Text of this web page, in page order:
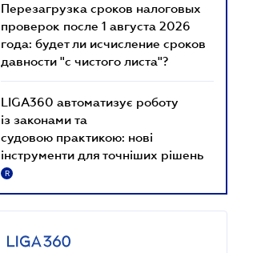
Перезагрузка сроков налоговых
проверок после 1 августа 2026
года: будет ли исчисление сроков
давности "с чистого листа"?
LIGA360 автоматизує роботу
із законами та
судовою практикою: нові
інструменти для точніших рішень
R